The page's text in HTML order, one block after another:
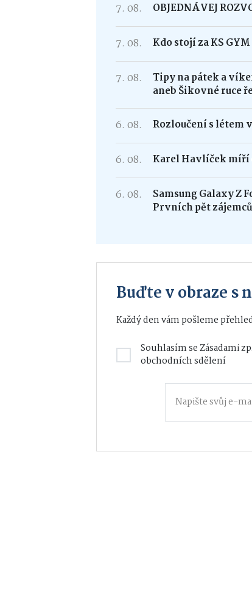
7. 08. OBJEDNÁVEJ
7. 08. Kdo stojí za KS
7. 08.
Tipy na pátek a
aneb Šikovné ruce
6. 08. Rozloučení s létem
6. 08. Karel Havlíček míří
6. 08.
Samsung Galaxy Z
Prvních pět
Buďte v obraze s
Každý den vám pošleme
Souhlasím seZásadami
obchodních sdělení